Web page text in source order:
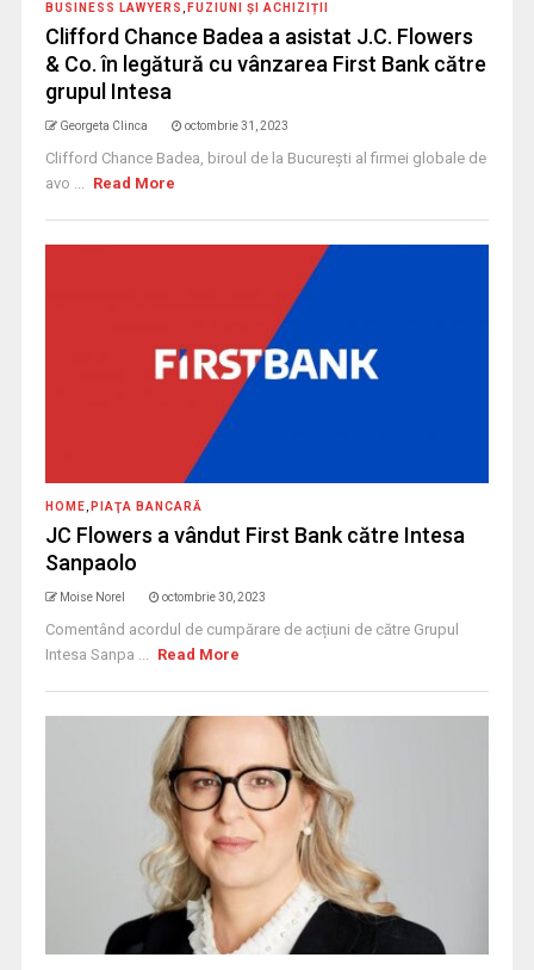
BUSINESS LAWYERS FUZIUNI ȘI ACHIZIȚII
Clifford Chance Badea a asistat J.C. Flowers
& Co. în legătură cu vânzarea First Bank către
grupul Intesa
Georgeta Clinca octombrie 31, 2023
Clifford Chance Badea, biroul de la București al firmei globale de
avo ... Read More
HOME PIAŢA BANCARĂ
JC Flowers a vândut First Bank către Intesa
Sanpaolo
Moise Norel octombrie 30, 2023
Comentând acordul de cumpărare de acțiuni de către Grupul
Intesa Sanpa ... Read More